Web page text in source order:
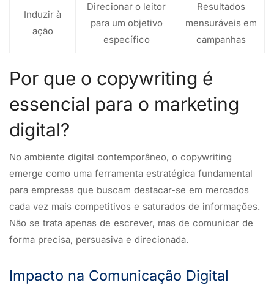
Induzir à
ação
Direcionar o leitor
para um objetivo
específico
Resultados
mensuráveis em
campanhas
Por que o copywriting é
essencial para o marketing
digital?
No ambiente digital contemporâneo, o copywriting
emerge como uma ferramenta estratégica fundamental
para empresas que buscam destacar-se em mercados
cada vez mais competitivos e saturados de informações.
Não se trata apenas de escrever, mas de comunicar de
forma precisa, persuasiva e direcionada.
Impacto na Comunicação Digital